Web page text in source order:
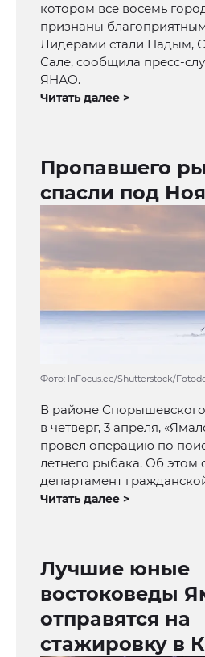
котором все восемь
признаны
Лидерами стали Надым,
Сале, сообщила пресс-
ЯНАО.
Читать далее >
Пропавшего
спасли под
Фото: InFocus.ee/Shutterstock/
В районе
в четверг, 3 апреля,
провел операцию по
летнего рыбака. Об этом
департамент
Читать далее >
Лучшие юные
востоковеды
отправятся на
стажировку в